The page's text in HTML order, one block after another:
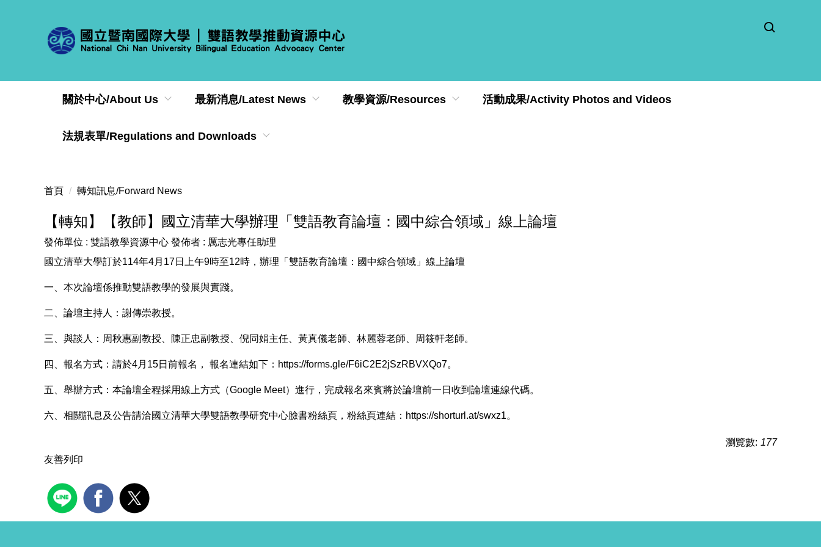
容
關於中心/About Us 最新消息/Latest News 教學資源/Resources 活動成果/Activity Photos and Videos
法規表單/Regulations and Downloads
首頁 轉知訊息/Forward News
【轉知】【教師】國立清華大學辦理「雙語教育論壇：國中綜合領域」線上論壇
發佈單位 : 雙語教學資源中心 發佈者 : 厲志光專任助理
國立清華大學訂於114年4月17日上午9時至12時，辦理「雙語教育論壇：國中綜合領域」線上論壇
一、本次論壇係推動雙語教學的發展與實踐。
二、論壇主持人：謝傳崇教授。
三、與談人：周秋惠副教授、陳正忠副教授、倪同娟主任、黃真儀老師、林麗蓉老師、周筱軒老師。
四、報名方式：請於4月15日前報名， 報名連結如下：https://forms.gle/F6iC2E2jSzRBVXQo7。
五、舉辦方式：本論壇全程採用線上方式（Google Meet）進行，完成報名來賓將於論壇前一日收到論壇連線代碼。
六、相關訊息及公告請洽國立清華大學雙語教學研究中心臉書粉絲頁，粉絲頁連結：https://shorturl.at/swxz1。
瀏覽數: 177
友善列印